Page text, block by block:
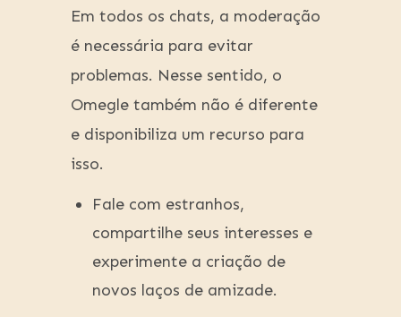
Em todos os chats, a moderação
é necessária para evitar
problemas. Nesse sentido, o
Omegle também não é diferente
e disponibiliza um recurso para
isso.
Fale com estranhos,
compartilhe seus interesses e
experimente a criação de
novos laços de amizade.